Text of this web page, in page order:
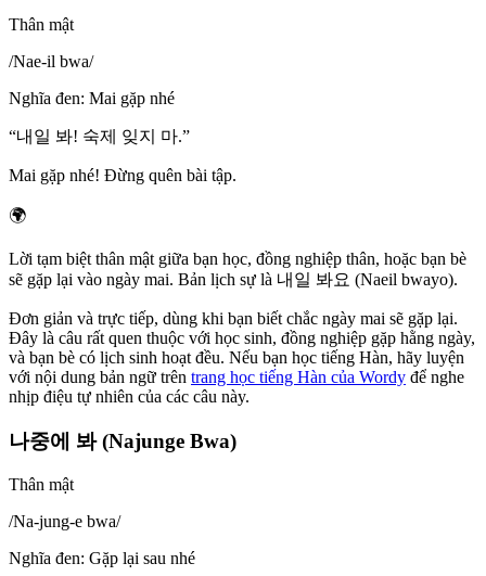
Thân mật
/Nae-il bwa/
Nghĩa đen: Mai gặp nhé
“내일 봐! 숙제 잊지 마.”
Mai gặp nhé! Đừng quên bài tập.
🌍
Lời tạm biệt thân mật giữa bạn học, đồng nghiệp thân, hoặc bạn bè
sẽ gặp lại vào ngày mai. Bản lịch sự là 내일 봐요 (Naeil bwayo).
Đơn giản và trực tiếp, dùng khi bạn biết chắc ngày mai sẽ gặp lại.
Đây là câu rất quen thuộc với học sinh, đồng nghiệp gặp hằng ngày,
và bạn bè có lịch sinh hoạt đều. Nếu bạn học tiếng Hàn, hãy luyện
với nội dung bản ngữ trên trang học tiếng Hàn của Wordy để nghe
nhịp điệu tự nhiên của các câu này.
나중에 봐 (Najunge Bwa)
Thân mật
/Na-jung-e bwa/
Nghĩa đen: Gặp lại sau nhé